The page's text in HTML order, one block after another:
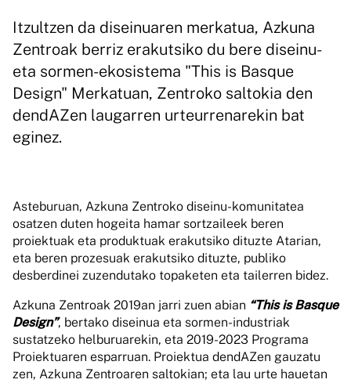
Itzultzen da diseinuaren merkatua, Azkuna
Zentroak berriz erakutsiko du bere diseinu-
eta sormen-ekosistema "This is Basque
Design" Merkatuan, Zentroko saltokia den
dendAZen laugarren urteurrenarekin bat
eginez.
Asteburuan, Azkuna Zentroko diseinu-komunitatea
osatzen duten hogeita hamar sortzaileek beren
proiektuak eta produktuak erakutsiko dituzte Atarian,
eta beren prozesuak erakutsiko dituzte, publiko
desberdinei zuzendutako topaketen eta tailerren bidez.
Azkuna Zentroak 2019an jarri zuen abian “This is Basque
Design”, bertako diseinua eta sormen-industriak
sustatzeko helburuarekin, eta 2019-2023 Programa
Proiektuaren esparruan. Proiektua dendAZen gauzatu
zen, Azkuna Zentroaren saltokian; eta lau urte hauetan